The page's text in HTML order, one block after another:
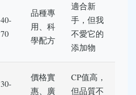
40-
70
品種專
用、科
學配方
適合新
手，但我
不愛它的
添加物
30-
價格實
惠、廣
CP值高，
但品質不